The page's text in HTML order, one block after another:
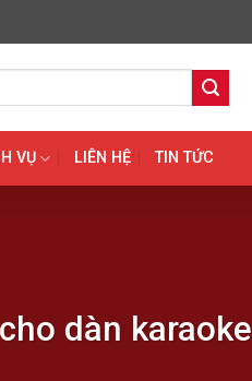
VỤ LIÊN HỆ TIN TỨC
dàn karaoke